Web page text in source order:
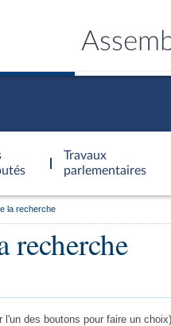
Travaux
parlementaires
la recherche
recherche
l'un des boutons pour faire un choix)